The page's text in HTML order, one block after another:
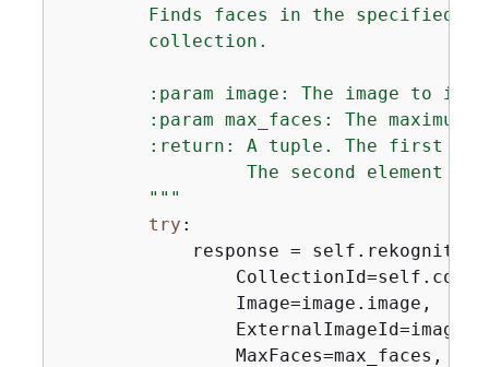
Finds faces in the specified
        collection.
:param image: The image to
:param max_faces: The maximum
:return: A tuple. The first
The second element
        """
try :
response =
                Image=image.image,
                MaxFaces=max_faces,